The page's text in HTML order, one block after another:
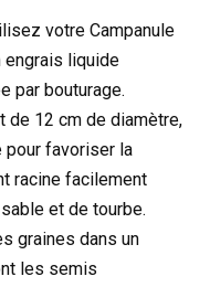
votre Campanule
engrais liquide
par bouturage.
de 12 cm de diamètre,
pour favoriser la
racine facilement
et de tourbe.
graines dans un
les semis